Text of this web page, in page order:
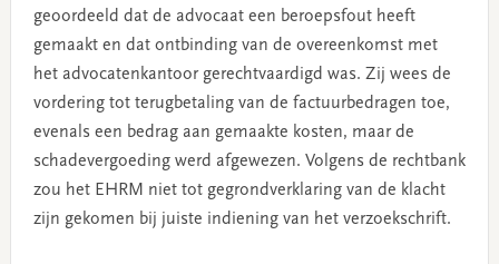
geoordeeld dat de advocaat een beroepsfout heeft
gemaakt en dat ontbinding van de overeenkomst met
het advocatenkantoor gerechtvaardigd was. Zij wees de
vordering tot terugbetaling van de factuurbedragen toe,
evenals een bedrag aan gemaakte kosten, maar de
schadevergoeding werd afgewezen. Volgens de rechtbank
zou het EHRM niet tot gegrondverklaring van de klacht
zijn gekomen bij juiste indiening van het verzoekschrift.